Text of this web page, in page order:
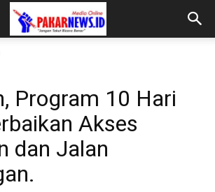
Program 10 Hari
Akses
dan Jalan